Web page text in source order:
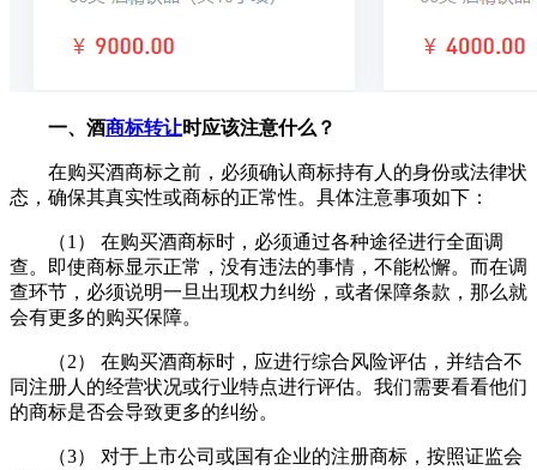
一、酒商标转让时应该注意什么？
在购买酒商标之前，必须确认商标持有人的身份或法律状
态，确保其真实性或商标的正常性。具体注意事项如下：
（1） 在购买酒商标时，必须通过各种途径进行全面调
查。即使商标显示正常，没有违法的事情，不能松懈。而在调
查环节，必须说明一旦出现权力纠纷，或者保障条款，那么就
会有更多的购买保障。
（2） 在购买酒商标时，应进行综合风险评估，并结合不
同注册人的经营状况或行业特点进行评估。我们需要看看他们
的商标是否会导致更多的纠纷。
（3） 对于上市公司或国有企业的注册商标，按照证监会